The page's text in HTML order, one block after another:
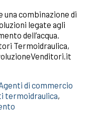
combinazione di
legate agli
dell’acqua.
Termoidraulica,
di commercio
termoidraulica,